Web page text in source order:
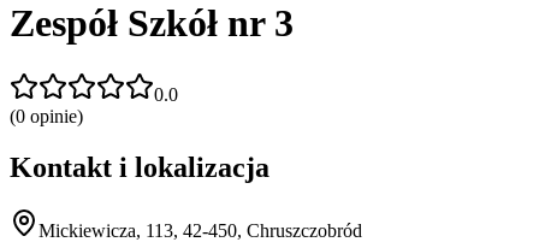
Zespół Szkół nr 3
0.0
(0 opinie)
Kontakt i lokalizacja
Mickiewicza, 113, 42-450, Chruszczobród